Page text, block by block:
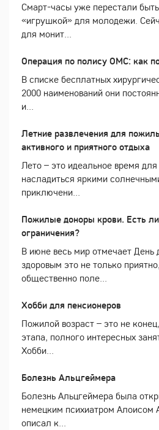
Смарт-часы уже перестали
«игрушкой» для молодежи.
для монит...
Операция по полису ОМС: как
В списке бесплатных
2000 наименований они
и...
Летние развлечения для
активного и приятного отдыха
Лето – это идеальное время
насладиться яркими
приключени...
Пожилые доноры крови. Есть
ограничения?
В июне весь мир отмечает День
здоровым это не только
общественно поле...
Хобби для пенсионеров
Пожилой возраст – это не
этапа, полного интересных
Хобби...
Болезнь Альцгеймера
Болезнь Альцгеймера была
немецким психиатром Алоисом
описал к...